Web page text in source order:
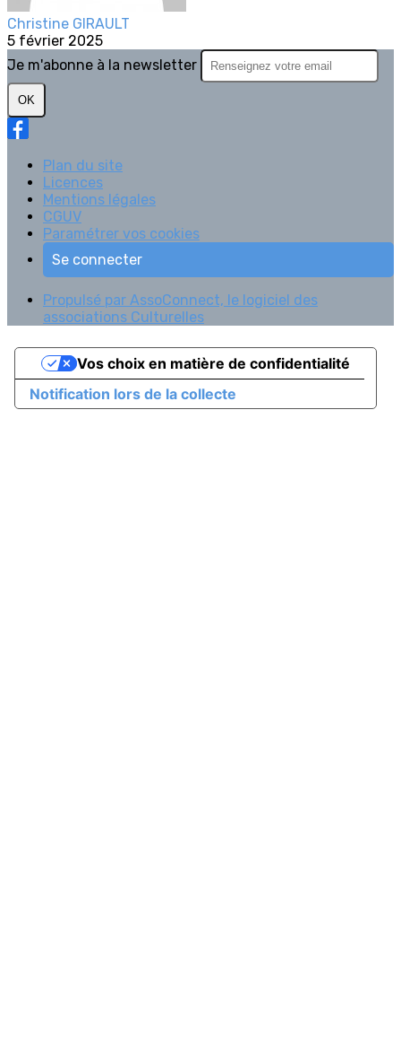
Christine GIRAULT
5 février 2025
Je m'abonne à la newsletter
OK
Plan du site
Licences
Mentions légales
CGUV
Paramétrer vos cookies
Se connecter
Propulsé par AssoConnect, le logiciel des
associations Culturelles
Notification lors de la collecte
Vos choix en matière de confidentialité